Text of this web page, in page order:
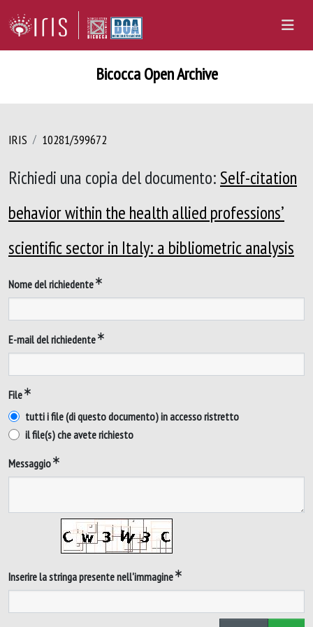
Bicocca Open Archive
IRIS 10281/399672
Richiedi una copia del documento:Self-citation
behavior within the health allied professions’
scientific sector in Italy: a bibliometric analysis
Nome del richiedente
E-mail del richiedente
File
tutti i file (di questo documento) in accesso ristretto
il file(s) che avete richiesto
Messaggio
Inserire la stringa presente nell'immagine